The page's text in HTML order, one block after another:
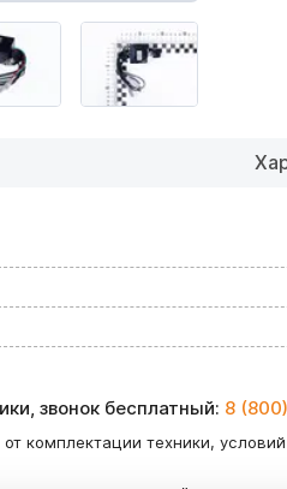
звонок бесплатный: 8
комплектации техники,